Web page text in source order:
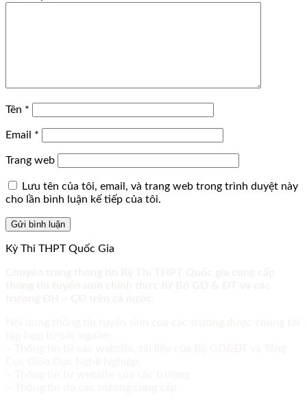
Tên *
Email *
Trang web
Lưu tên của tôi, email, và trang web trong trình duyệt này
cho lần bình luận kế tiếp của tôi.
Kỳ Thi THPT Quốc Gia